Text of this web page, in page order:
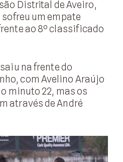
Distrital de Aveiro,
um empate
ao 8º classificado
na frente do
com Avelino Araújo
minuto 22, mas os
através de André